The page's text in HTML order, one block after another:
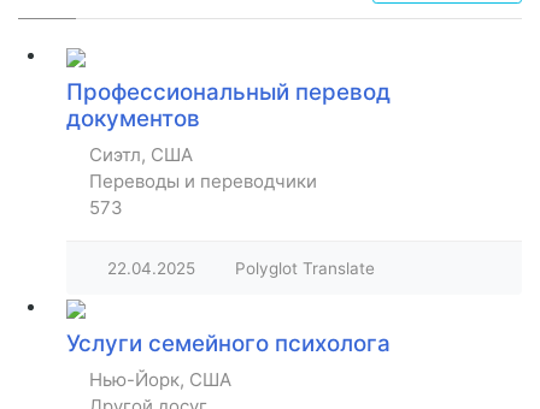
Профессиональный перевод
документов
Сиэтл, США
Переводы и переводчики
573
22.04.2025 Polyglot Translate
Услуги семейного психолога
Нью-Йорк, США